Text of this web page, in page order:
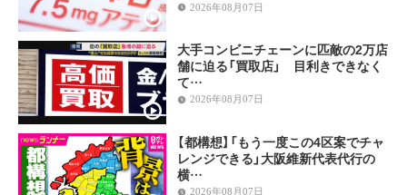
2026年08月07日
大手コンビニチェーンに匹敵の2万店
舗に迫る「買取店」 目利きできなく
て…
2026年08月07日
【都構想】「もう一度この4区案でチャ
レンジできる」大阪維新代表代行の
横…
2026年08月07日